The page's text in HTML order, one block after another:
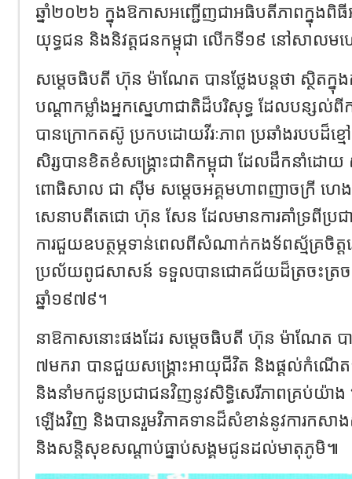
ឆ្នាំ២០២៦ ក្នុងឱកាសអញ្ជើញជាអធិបតីភាពក្នុងពិ
យុទ្ធជន និងនិវត្តជនកម្ពុជា លើកទី១៩ នៅសាលម
សម្តេចធិបតី ហ៊ុន ម៉ាណែត បានថ្លែងបន្តថា ស្ថិតក្នុង
បណ្តាកម្លាំងអ្នកស្នេហាជាតិដ៏បរិសុទ្ធ ដែលបន្សល់
បានក្រោកតស៊ូ ប្រកបដោយវីរៈភាព ប្រឆាំងរបបដ៏
សិរ្សបានខិតខំសង្គ្រោះជាតិកម្ពុជា ដែលដឹកនាំដោយ
ពោធិសាល ជា ស៊ីម សម្តេចអគ្គមហាពញាចក្រី ហេ
សេនាបតីតេជោ ហ៊ុន សែន ដែលមានការគាំទ្រពីប្រ
ការជួយឧបត្ថម្ភទាន់ពេលពីសំណាក់កងទ័ពស្ម័គ្រចិត្
ប្រល័យពូជសាសន៍ ទទួលបានជោគជ័យដ៏ត្រចះត្រចង់
ឆ្នាំ១៩៧៩។
នាឱកាសនោះផងដែរ សម្តេចធិបតី ហ៊ុន ម៉ាណែត បា
៧មករា បានជួយសង្គ្រោះអាយុជីវិត និងផ្តល់កំណើ
និងនាំមកជូនប្រជាជនវិញនូវសិទ្ធិសេរីភាពគ្រប់យ៉ាង ធ្
ឡើងវិញ និងបានរួមវិភាគទានដ៏សំខាន់នូវការកសា
និងសន្តិសុខសណ្តាប់ធ្នាប់សង្គមជូនដល់មាតុភូមិ៕